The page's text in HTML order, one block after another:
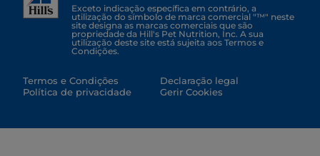
Exceto indicação específica em contrário, a
utilização do símbolo de marca comercial "™" neste
site designa as marcas comerciais que são
propriedade da Hill's Pet Nutrition, Inc. A sua
utilização deste site está sujeita aos Termos e
Condições.
Termos e Condições
Política de privacidade
Declaração legal
Gerir Cookies